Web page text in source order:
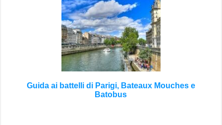
Guida ai battelli di Parigi, Bateaux Mouches e
Batobus